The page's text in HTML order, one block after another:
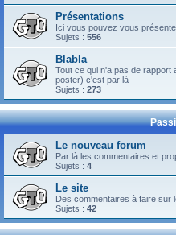
Présentations
Ici vous pouvez vous
Sujets : 556
Blabla
Tout ce qui n'a pas de
poster) c'est par là
Sujets : 273
Le nouveau forum
Par là les commentaires et
Sujets : 4
Le site
Des commentaires à faire sur
Sujets : 42